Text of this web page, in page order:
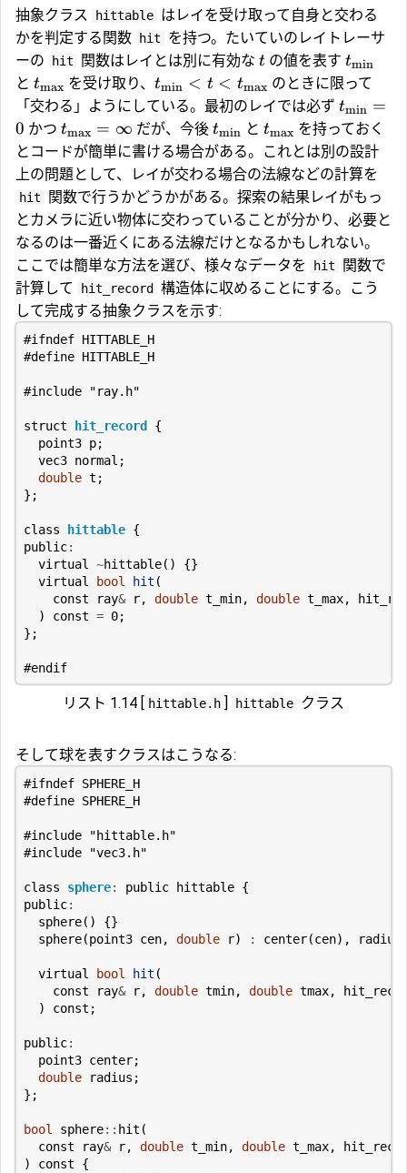
抽象クラス hittable はレイを受け取って自身と交わる
かを判定する関数
hit
を持つ。たいていのレイトレーサ
ーの
hit 関数はレイとは別に有効な t の値を表す tmin
と tmax を受け取り、 tmin < t < tmax のときに限って
「交わる」ようにしている。最初のレイでは必ず tmin =
0 かつ tmax = ∞ だが、今後 tmin と tmax を持っておく
とコードが簡単に書ける場合がある。これとは別の設計
上の問題として、レイが交わる場合の法線などの計算を
hit
関数で行うかどうかがある。探索の結果レイがもっ
とカメラに近い物体に交わっていることが分かり、必要と
なるのは一番近くにある法線だけとなるかもしれない。
ここでは簡単な方法を選び、様々なデータを
hit
関数で
計算して
hit_record
構造体に収めることにする。こう
して完成する抽象クラスを示す:
#include "ray.h"
struct hit_record
{
point3 p;
vec3 normal ;
double t ;
};
class hittable {
public:
virtual ~hittable()
{}
virtual
bool hit (
const
ray& r, double t_min, double t_max,
)
const = 0;
};
リスト 1.14 [ hittable.h hittable クラス
そして球を表すクラスはこうなる:
#include
"hittable.h"
#include
"vec3.h"
class sphere: public hittable {
public:
sphere()
{}
sphere(point3 cen, double r) : center(cen), radius
virtual bool hit (
const
ray& r, double tmin, double tmax,
)
const ;
public:
point3 center;
double
radius ;
};
bool sphere:: hit (
const
ray& r, double t_min, double t_max,
)
const
{